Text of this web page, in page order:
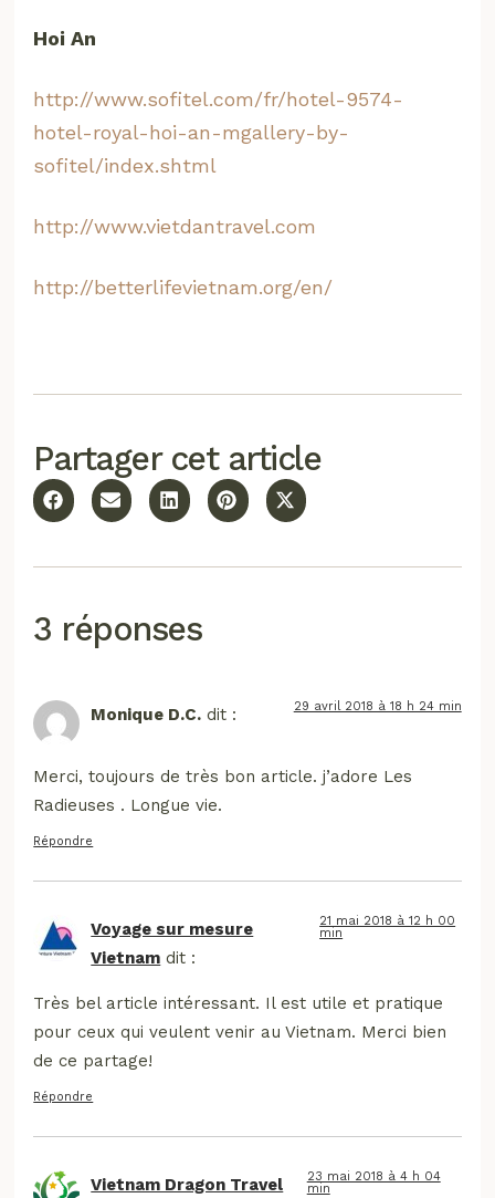
Hoi An
http://www.sofitel.com/fr/hotel-9574-
hotel-royal-hoi-an-mgallery-by-
sofitel/index.shtml
http://www.vietdantravel.com
http://betterlifevietnam.org/en/
Partager cet article
3 réponses
Monique D.C. dit : 29 avril 2018 à 18 h 24 min
Merci, toujours de très bon article. j’adore Les
Radieuses . Longue vie.
Répondre
Voyage sur mesure
Vietnam dit :
21 mai 2018 à 12 h 00
min
Très bel article intéressant. Il est utile et pratique
pour ceux qui veulent venir au Vietnam. Merci bien
de ce partage!
Répondre
Vietnam Dragon Travel
23 mai 2018 à 4 h 04
min